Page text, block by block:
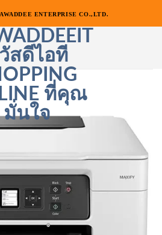
ENTERPRISE CO.,LTD.